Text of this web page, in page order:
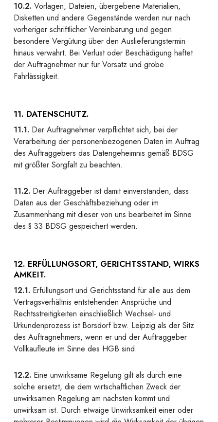
10.2. Vorlagen, Dateien, übergebene Materialien,
Disketten und andere Gegenstände werden nur nach
vorheriger schriftlicher Vereinbarung und gegen
besondere Vergütung über den Auslieferungstermin
hinaus verwahrt. Bei Verlust oder Beschädigung haftet
der Auftragnehmer nur für Vorsatz und grobe
Fahrlässigkeit.
11. DATENSCHUTZ.
11.1. Der Auftragnehmer verpflichtet sich, bei der
Verarbeitung der personenbezogenen Daten im Auftrag
des Auftraggebers das Datengeheimnis gemäß BDSG
mit größter Sorgfalt zu beachten.
11.2. Der Auftraggeber ist damit einverstanden, dass
Daten aus der Geschäftsbeziehung oder im
Zusammenhang mit dieser von uns bearbeitet im Sinne
des § 33 BDSG gespeichert werden.
12. ERFÜLLUNGSORT, GERICHTSSTAND, WIRKS
AMKEIT.
12.1. Erfüllungsort und Gerichtsstand für alle aus dem
Vertragsverhältnis entstehenden Ansprüche und
Rechtsstreitigkeiten einschließlich Wechsel- und
Urkundenprozess ist Borsdorf bzw. Leipzig als der Sitz
des Auftragnehmers, wenn er und der Auftraggeber
Vollkaufleute im Sinne des HGB sind.
12.2. Eine unwirksame Regelung gilt als durch eine
solche ersetzt, die dem wirtschaftlichen Zweck der
unwirksamen Regelung am nächsten kommt und
unwirksam ist. Durch etwaige Unwirksamkeit einer oder